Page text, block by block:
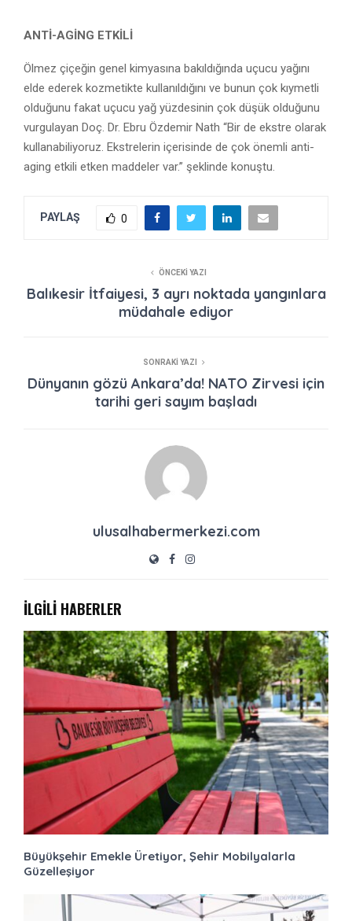
ANTİ-AGİNG ETKİLİ
Ölmez çiçeğin genel kimyasına bakıldığında uçucu yağını
elde ederek kozmetikte kullanıldığını ve bunun çok kıymetli
olduğunu fakat uçucu yağ yüzdesinin çok düşük olduğunu
vurgulayan Doç. Dr. Ebru Özdemir Nath “Bir de ekstre olarak
kullanabiliyoruz. Ekstrelerin içerisinde de çok önemli anti-
aging etkili etken maddeler var.” şeklinde konuştu.
PAYLAŞ 0
ÖNCEKI YAZI
Balıkesir İtfaiyesi, 3 ayrı noktada yangınlara
müdahale ediyor
SONRAKI YAZI
Dünyanın gözü Ankara’da! NATO Zirvesi için
tarihi geri sayım başladı
ulusalhabermerkezi.com
İLGİLİ HABERLER
Büyükşehir Emekle Üretiyor, Şehir Mobilyalarla
Güzelleşiyor